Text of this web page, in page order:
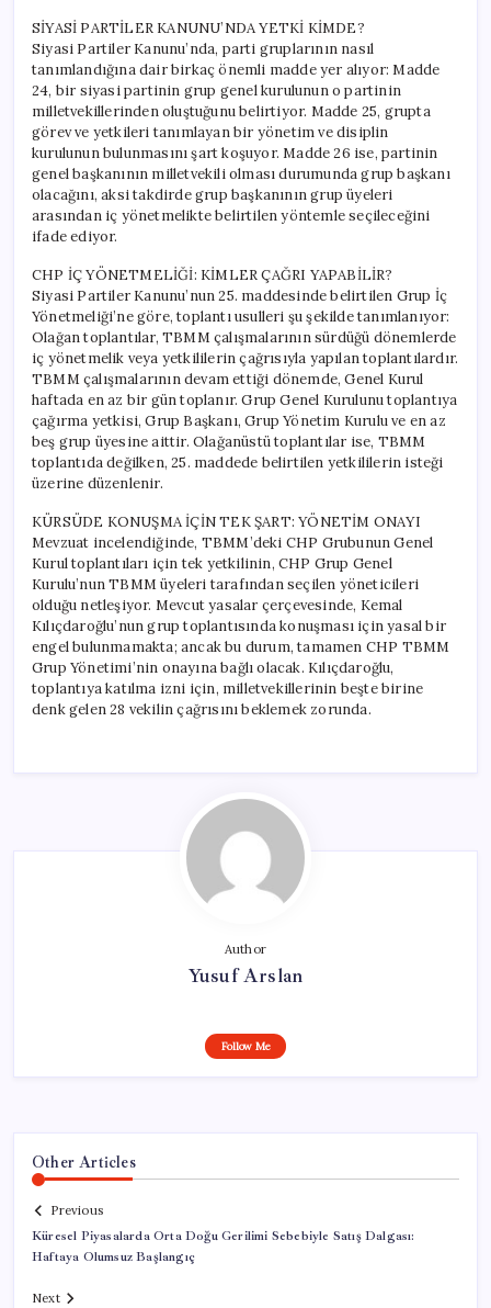
SİYASİ PARTİLER KANUNU’NDA YETKİ KİMDE?
Siyasi Partiler Kanunu’nda, parti gruplarının nasıl
tanımlandığına dair birkaç önemli madde yer alıyor: Madde
24, bir siyasi partinin grup genel kurulunun o partinin
milletvekillerinden oluştuğunu belirtiyor. Madde 25, grupta
görev ve yetkileri tanımlayan bir yönetim ve disiplin
kurulunun bulunmasını şart koşuyor. Madde 26 ise, partinin
genel başkanının milletvekili olması durumunda grup başkanı
olacağını, aksi takdirde grup başkanının grup üyeleri
arasından iç yönetmelikte belirtilen yöntemle seçileceğini
ifade ediyor.
CHP İÇ YÖNETMELİĞİ: KİMLER ÇAĞRI YAPABİLİR?
Siyasi Partiler Kanunu’nun 25. maddesinde belirtilen Grup İç
Yönetmeliği’ne göre, toplantı usulleri şu şekilde tanımlanıyor:
Olağan toplantılar, TBMM çalışmalarının sürdüğü dönemlerde
iç yönetmelik veya yetkililerin çağrısıyla yapılan toplantılardır.
TBMM çalışmalarının devam ettiği dönemde, Genel Kurul
haftada en az bir gün toplanır. Grup Genel Kurulunu toplantıya
çağırma yetkisi, Grup Başkanı, Grup Yönetim Kurulu ve en az
beş grup üyesine aittir. Olağanüstü toplantılar ise, TBMM
toplantıda değilken, 25. maddede belirtilen yetkililerin isteği
üzerine düzenlenir.
KÜRSÜDE KONUŞMA İÇİN TEK ŞART: YÖNETİM ONAYI
Mevzuat incelendiğinde, TBMM’deki CHP Grubunun Genel
Kurul toplantıları için tek yetkilinin, CHP Grup Genel
Kurulu’nun TBMM üyeleri tarafından seçilen yöneticileri
olduğu netleşiyor. Mevcut yasalar çerçevesinde, Kemal
Kılıçdaroğlu’nun grup toplantısında konuşması için yasal bir
engel bulunmamakta; ancak bu durum, tamamen CHP TBMM
Grup Yönetimi’nin onayına bağlı olacak. Kılıçdaroğlu,
toplantıya katılma izni için, milletvekillerinin beşte birine
denk gelen 28 vekilin çağrısını beklemek zorunda.
Author
Yusuf Arslan
Follow Me
Other Articles
Previous
Küresel Piyasalarda Orta Doğu Gerilimi Sebebiyle Satış Dalgası:
Haftaya Olumsuz Başlangıç
Next